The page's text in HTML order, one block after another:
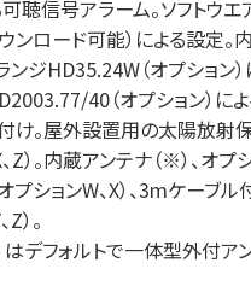
聴信号アラーム。ソフトウ
ンロード可能）による設定
ンジHD35.24W（オプション
40（オプション）に
け。屋外設置用の太陽放射
Z）。内蔵アンテナ（※）、オ
プションW、X）、3mケーブ
）。
はデフォルトで一体型外付ア